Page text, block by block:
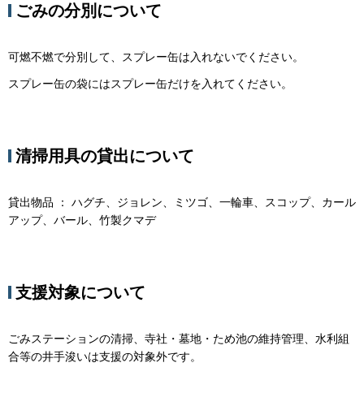
ごみの分別について
可燃不燃で分別して、スプレー缶は入れないでください。
スプレー缶の袋にはスプレー缶だけを入れてください。
清掃用具の貸出について
貸出物品 ： ハグチ、ジョレン、ミツゴ、一輪車、スコップ、カール
アップ、バール、竹製クマデ
支援対象について
ごみステーションの清掃、寺社・墓地・ため池の維持管理、水利組
合等の井手浚いは支援の対象外です。